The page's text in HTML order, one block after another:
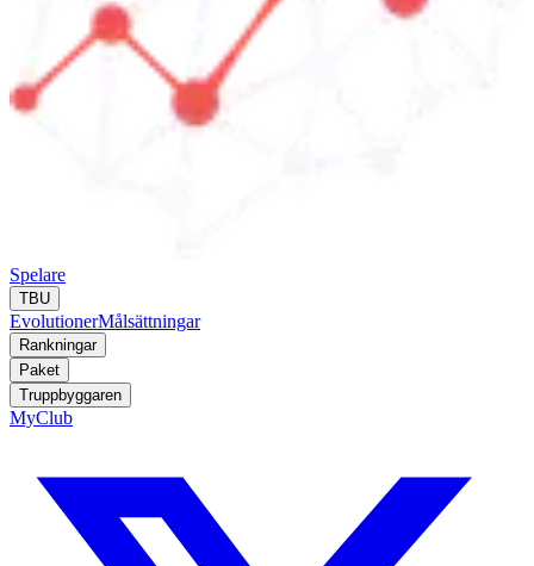
Spelare
TBU
EvolutionerMålsättningar
Rankningar
Paket
Truppbyggaren
MyClub